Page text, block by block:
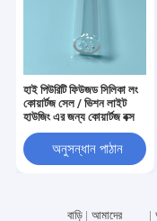
হাই পিউরিটি ফিউজড সিলিকা লং
কোয়ার্টজ সেল / ভিশন লাইট
হাউজিং এর জন্য কোয়ার্টজ বক্স
অনুসন্ধান পাঠান
বাড়ি আমাদের